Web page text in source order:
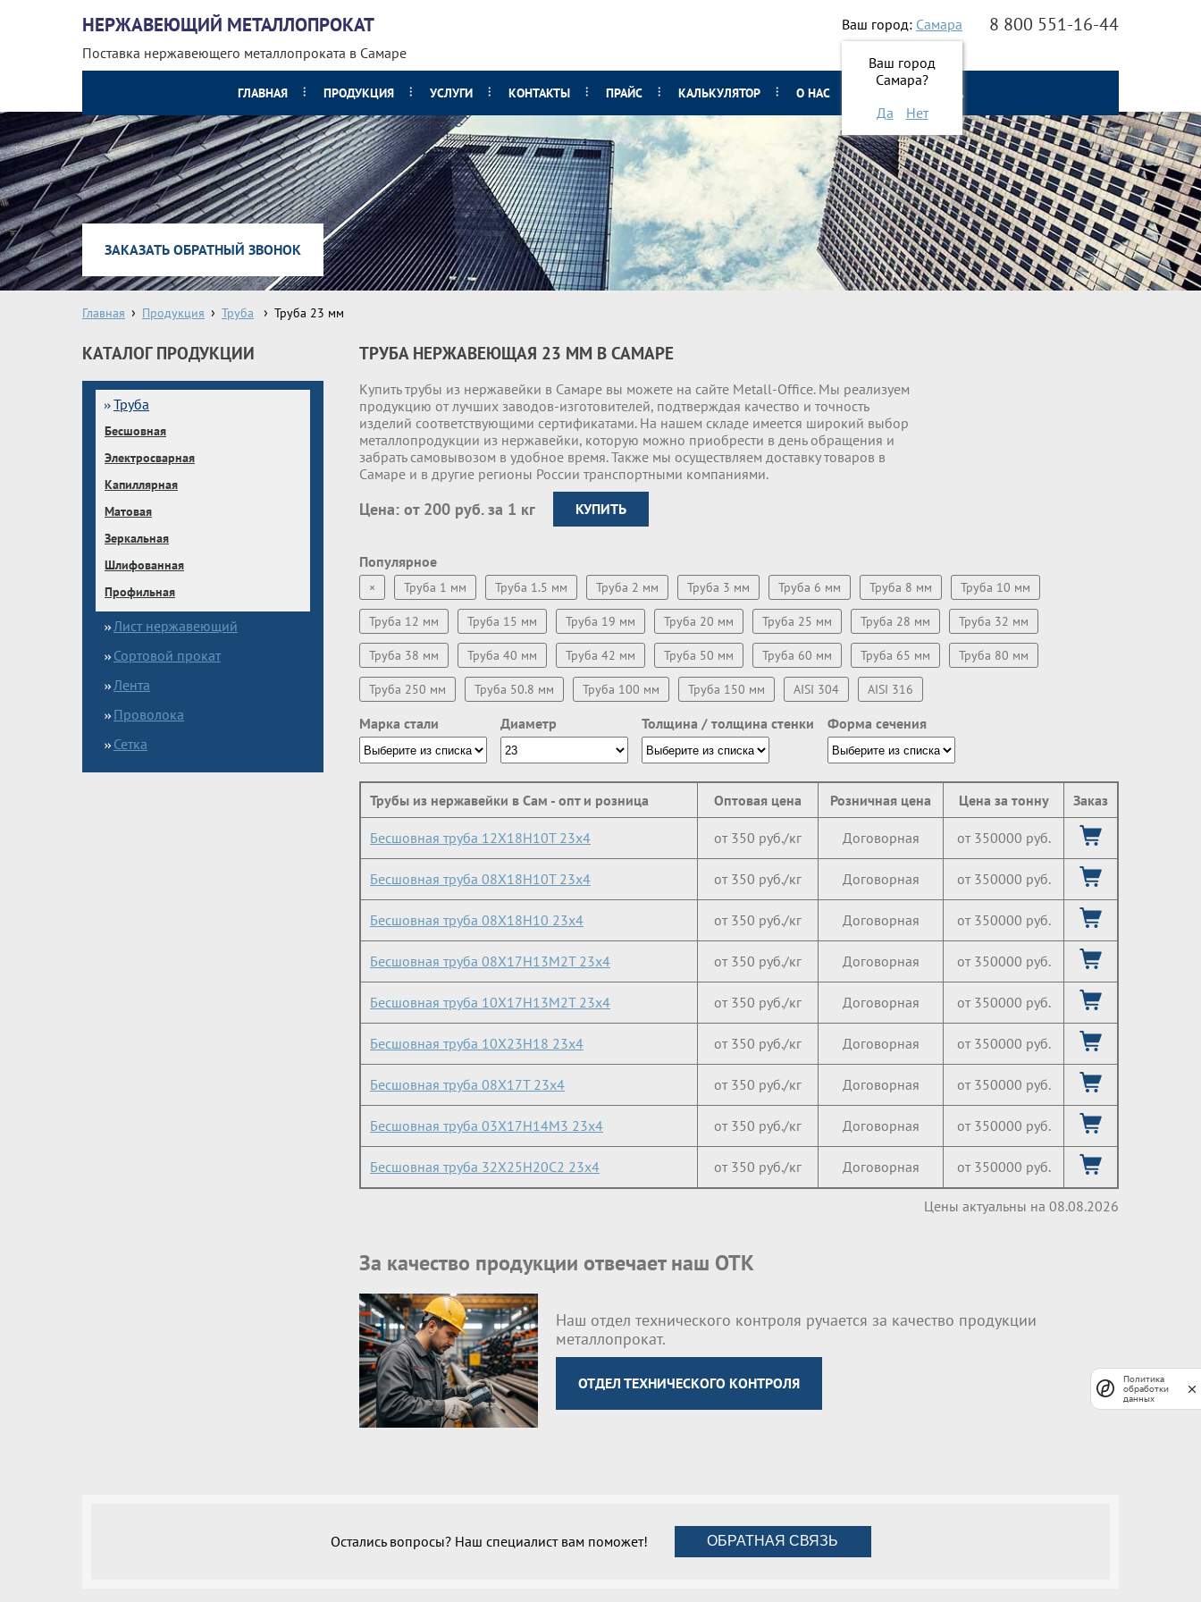
НЕРЖАВЕЮЩИЙ МЕТАЛЛОПРОКАТ
Поставка нержавеющего металлопроката в Самаре
Ваш город: Самара
Ваш город
Самара?
Да
Нет
8 800 551-16-44
ГЛАВНАЯ ПРОДУКЦИЯ УСЛУГИ КОНТАКТЫ ПРАЙС КАЛЬКУЛЯТОР О НАС ОНЛАЙН ЗАЯВКА
ЗАКАЗАТЬ ОБРАТНЫЙ ЗВОНОК
Главная Продукция Труба Труба 23 мм
КАТАЛОГ ПРОДУКЦИИ
Труба
Бесшовная
Электросварная
Капиллярная
Матовая
Зеркальная
Шлифованная
Профильная
Лист нержавеющий
Сортовой прокат
Лента
Проволока
Сетка
ТРУБА НЕРЖАВЕЮЩАЯ 23 ММ В САМАРЕ
Купить трубы из нержавейки в Самаре вы можете на сайте Metall-Office. Мы реализуем
продукцию от лучших заводов-изготовителей, подтверждая качество и точность
изделий соответствующими сертификатами. На нашем складе имеетcя широкий выбор
металлопродукции из нержавейки, которую можно приобрести в день обращения и
забрать самовывозом в удобное время. Также мы осуществляем доставку товаров в
Самаре и в другие регионы России транспортными компаниями.
Цена: от 200 руб. за 1 кг КУПИТЬ
Популярное
× Труба 1 мм Труба 1.5 мм Труба 2 мм Труба 3 мм Труба 6 мм Труба 8 мм Труба 10 мм
Труба 12 мм Труба 15 мм Труба 19 мм Труба 20 мм Труба 25 мм Труба 28 мм Труба 32 мм
Труба 38 мм Труба 40 мм Труба 42 мм Труба 50 мм Труба 60 мм Труба 65 мм Труба 80 мм
Труба 250 мм Труба 50.8 мм Труба 100 мм Труба 150 мм AISI 304 AISI 316
Марка стали Диаметр Толщина / толщина стенки Форма сечения
Трубы из нержавейки в Сам - опт и розница Оптовая цена Розничная цена Цена за тонну Заказ
Бесшовная труба 12Х18Н10Т 23х4 от 350 руб./кг Договорная от 350000 руб.
Бесшовная труба 08Х18Н10Т 23х4 от 350 руб./кг Договорная от 350000 руб.
Бесшовная труба 08Х18Н10 23х4 от 350 руб./кг Договорная от 350000 руб.
Бесшовная труба 08Х17Н13М2Т 23х4 от 350 руб./кг Договорная от 350000 руб.
Бесшовная труба 10Х17Н13М2Т 23х4 от 350 руб./кг Договорная от 350000 руб.
Бесшовная труба 10Х23Н18 23х4 от 350 руб./кг Договорная от 350000 руб.
Бесшовная труба 08Х17Т 23х4 от 350 руб./кг Договорная от 350000 руб.
Бесшовная труба 03Х17Н14М3 23х4 от 350 руб./кг Договорная от 350000 руб.
Бесшовная труба 32Х25Н20С2 23х4 от 350 руб./кг Договорная от 350000 руб.
Цены актуальны на 08.08.2026
За качество продукции отвечает наш ОТК
Наш отдел технического контроля ручается за качество продукции
металлопрокат.
ОТДЕЛ ТЕХНИЧЕСКОГО КОНТРОЛЯ
Остались вопросы? Наш специалист вам поможет! ОБРАТНАЯ СВЯЗЬ
Политика
обработки
данных